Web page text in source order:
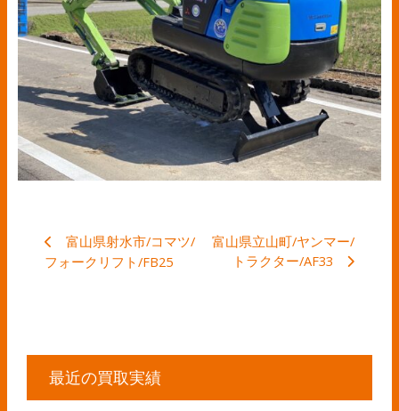
富山県射水市/コマツ/
フォークリフト/FB25
富山県立山町/ヤンマー/
トラクター/AF33
最近の買取実績